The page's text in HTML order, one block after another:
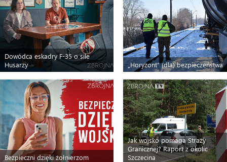
Dowódca eskadry F-35 o sile
Husarzy
„Horyzont” (dla) bezpieczeństwa
Bezpieczni dzięki żołnierzom
Jak wojsko pomaga Straży
Granicznej? Raport z okolic
Szczecina